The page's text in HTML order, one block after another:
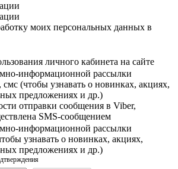
моих персональных данных в
личного кабинета на сайте
информационной рассылки
смс (чтобы узнавать о новинках, акциях,
предложениях и др.)
отправки сообщения в Viber,
SMS-сообщением
информационной рассылки
узнавать о новинках, акциях,
предложениях и др.)